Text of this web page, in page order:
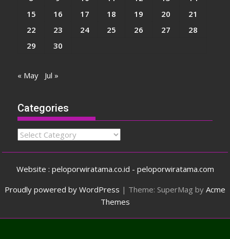
15
16 17 18 19 20
21
22
23 24 25 26 27
28
29
30
« May Jul »
Categories
Categories
Website : peloporwiratama.co.id - peloporwiratama.com
Proudly powered by WordPress | Theme: SuperMag by Acme
Themes